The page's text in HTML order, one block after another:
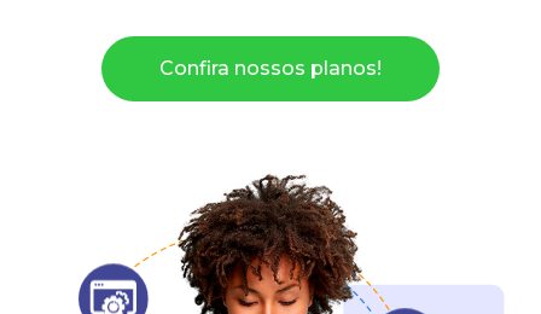
Confira nossos planos!